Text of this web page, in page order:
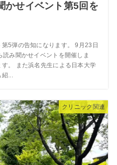
かせイベント第5回を
5弾の告知になります。 9月23日
読み聞かせイベントを開催しま
。 また浜名先生による日本大学
...
クリニック関連